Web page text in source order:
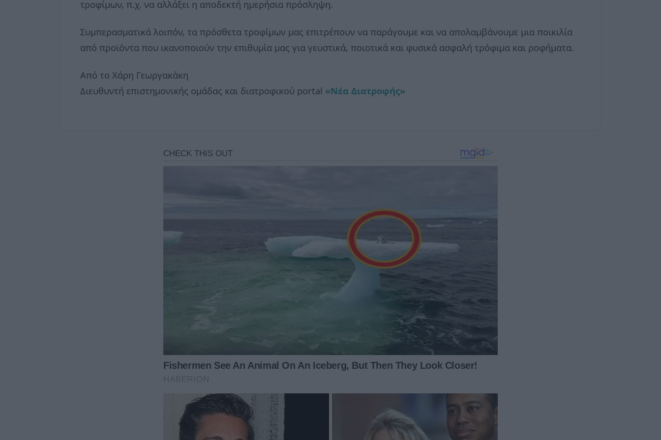
τροφίμων, π.χ. να αλλάξει η αποδεκτή ημερήσια πρόσληψη.
Συμπερασματικά λοιπόν, τα πρόσθετα τροφίμων μας επιτρέπουν να παράγουμε και να απολαμβάνουμε μια ποικιλία
από προϊόντα που ικανοποιούν την επιθυμία μας για γευστικά, ποιοτικά και φυσικά ασφαλή τρόφιμα και ροφήματα.
Από το Χάρη Γεωργακάκη
Διευθυντή επιστημονικής ομάδας και διατροφικού portal «Νέα Διατροφής»